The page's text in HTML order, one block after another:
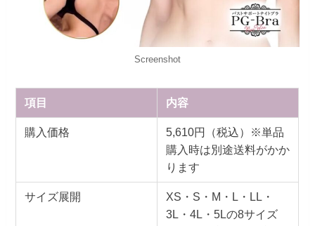
Screenshot
項目 内容
購入価格
5,610円（税込）※単品
購入時は別途送料がかか
ります
サイズ展開
XS・S・M・L・LL・
3L・4L・5Lの8サイズ